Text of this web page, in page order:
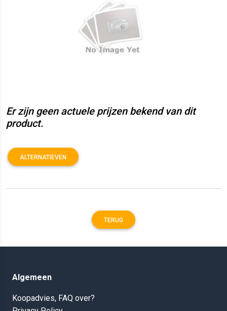
Er zijn geen actuele prijzen bekend van dit
product.
ALTERNATIEVEN
TERUG
Algemeen
Koopadvies, FAQ over?